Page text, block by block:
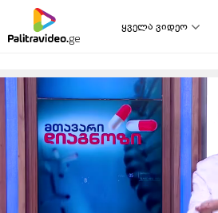
ყველა ვიდეო